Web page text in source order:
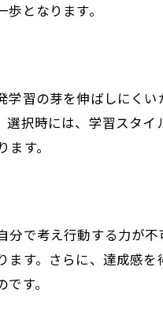
となります。
学習の芽を伸ばしにくい
択時には、学習スタイ
す。
分で考え行動する力が不
す。さらに、達成感を
す。